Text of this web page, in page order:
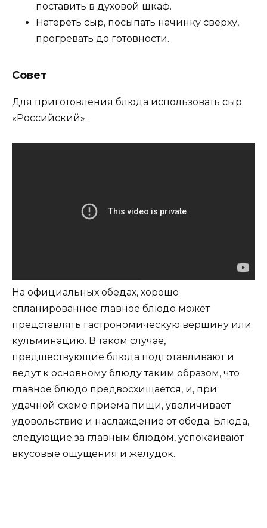
поставить в духовой шкаф.
Натереть сыр, посыпать начинку сверху,
прогревать до готовности.
Совет
Для приготовления блюда использовать сыр
«Российский».
На официальных обедах, хорошо
спланированное главное блюдо может
представлять гастрономическую вершину или
кульминацию. В таком случае,
предшествующие блюда подготавливают и
ведут к основному блюду таким образом, что
главное блюдо предвосхищается, и, при
удачной схеме приема пищи, увеличивает
удовольствие и наслаждение от обеда. Блюда,
следующие за главным блюдом, успокаивают
вкусовые ощущения и желудок.